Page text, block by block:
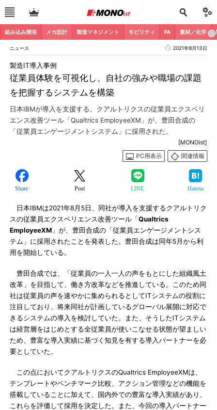
組み込み開発 メカ設計 製造マネジメント モビリティ FA 素材／化学
ニュース 2021年8月13日
従業員体験を可視化し、自社の強みや職場の課題
を把握するシステムを構築
製造IT導入事例
日本IBMが導入を支援する、クアルトリクスの従業員エクスペリ
エンス改善ツール「Qualtrics EmployeeXM」が、豊田合成の
「従業員エンゲージメントシステム」に採用された。
[MONOist]
PC用表示
関連情報
Share Post LINE Hatena
日本IBMは2021年8月5日、同社が導入を支援するクアルトリク
スの従業員エクスペリエンス改善ツール「Qualtrics
EmployeeXM 」が、豊田合成の「従業員エンゲージメントシス
テム」に採用されたことを発表した。豊田合成は同年5月から利
用を開始している。
豊田合成では、「従業員の一人一人の声をもとにした組織風土
改革」を目指して、働き方改革などを推進している。このため同
社は従業員の声を速やかに集められるとしてITシステムの役割に
注目しており、将来同社が計画しているグローバル展開に対応で
きるシステムの導入を検討していた。また、そうしたITシステム
は経営層をはじめとする全従業員が使いこなせる状態が望ましい
ため、豊富な導入実績に基づく知見を有する導入パートナーを必
要としていた。
この点においてクアルトリクスのQualtrics EmployeeXMは、
テンプレートやベンチマーク比較、アクション管理などの機能を
搭載していることに加えて、国内外での豊富な導入実績があり、
これらを評価して採用を決定した。また、今回の導入パートナー